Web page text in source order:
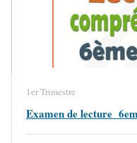
1er Trimestre
Examen de lecture